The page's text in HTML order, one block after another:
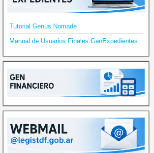
Tutorial Genus Nomade
Manual de Usuarios Finales GenExpedientes